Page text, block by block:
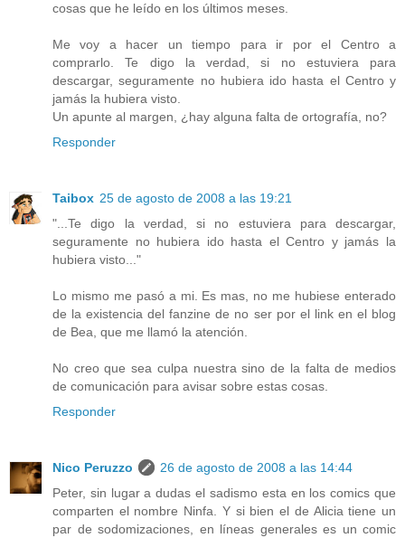
cosas que he leído en los últimos meses.
Me voy a hacer un tiempo para ir por el Centro a
comprarlo. Te digo la verdad, si no estuviera para
descargar, seguramente no hubiera ido hasta el Centro y
jamás la hubiera visto.
Un apunte al margen, ¿hay alguna falta de ortografía, no?
Responder
Taibox 25 de agosto de 2008 a las 19:21
"...Te digo la verdad, si no estuviera para descargar,
seguramente no hubiera ido hasta el Centro y jamás la
hubiera visto..."
Lo mismo me pasó a mi. Es mas, no me hubiese enterado
de la existencia del fanzine de no ser por el link en el blog
de Bea, que me llamó la atención.
No creo que sea culpa nuestra sino de la falta de medios
de comunicación para avisar sobre estas cosas.
Responder
Nico Peruzzo
26 de agosto de 2008 a las 14:44
Peter, sin lugar a dudas el sadismo esta en los comics que
comparten el nombre Ninfa. Y si bien el de Alicia tiene un
par de sodomizaciones, en líneas generales es un comic